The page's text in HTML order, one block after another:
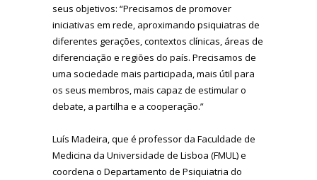
seus objetivos: “Precisamos de promover
iniciativas em rede, aproximando psiquiatras de
diferentes gerações, contextos clínicas, áreas de
diferenciação e regiões do país. Precisamos de
uma sociedade mais participada, mais útil para
os seus membros, mais capaz de estimular o
debate, a partilha e a cooperação.”
Luís Madeira, que é professor da Faculdade de
Medicina da Universidade de Lisboa (FMUL) e
coordena o Departamento de Psiquiatria do